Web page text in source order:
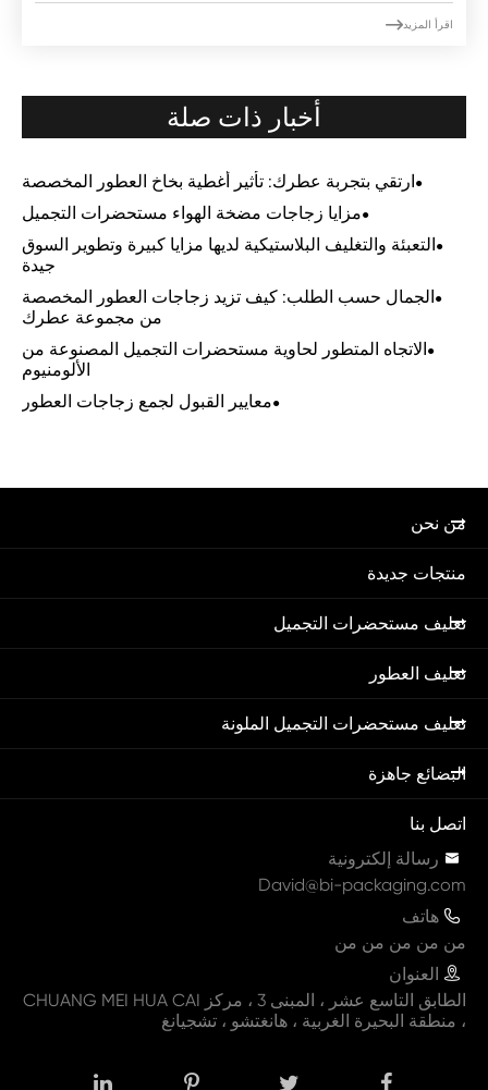
اقرأ المزيد
أخبار ذات صلة
ارتقي بتجربة عطرك: تأثير أغطية بخاخ العطور المخصصة
مزايا زجاجات مضخة الهواء مستحضرات التجميل
التعبئة والتغليف البلاستيكية لديها مزايا كبيرة وتطوير السوق
جيدة
الجمال حسب الطلب: كيف تزيد زجاجات العطور المخصصة
من مجموعة عطرك
الاتجاه المتطور لحاوية مستحضرات التجميل المصنوعة من
الألومنيوم
معايير القبول لجمع زجاجات العطور
من نحن
منتجات جديدة
تغليف مستحضرات التجميل
تغليف العطور
تغليف مستحضرات التجميل الملونة
البضائع جاهزة
اتصل بنا
 رسالة إلكترونية
David@bi-packaging.com
 هاتف
من من من من من
 العنوان
الطابق التاسع عشر ، المبنى 3 ، مركز CHUANG MEI HUA CAI
، منطقة البحيرة الغربية ، هانغتشو ، تشجيانغ